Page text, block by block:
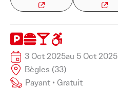
3 Oct 2025au 5 Oct 2025
Bègles (33)
Payant • Gratuit